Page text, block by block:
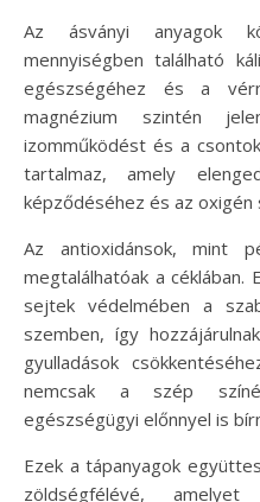
Az ásványi anyagok
mennyiségben található
egészségéhez és a
magnézium szintén
izomműködést és a
tartalmaz, amely
képződéséhez és az
Az antioxidánsok, mint
megtalálhatóak a céklában.
sejtek védelmében a
szemben, így
gyulladások
nemcsak a szép
egészségügyi előnnyel is
Ezek a tápanyagok
zöldségfélévé,